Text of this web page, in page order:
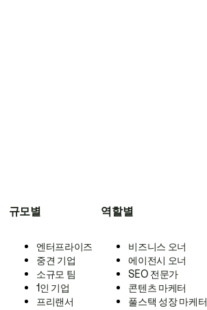
규모별
엔터프라이즈
중견 기업
소규모 팀
1인 기업
프리랜서
역할별
비즈니스 오너
에이전시 오너
SEO 전문가
콘텐츠 마케터
풀스택 성장 마케터